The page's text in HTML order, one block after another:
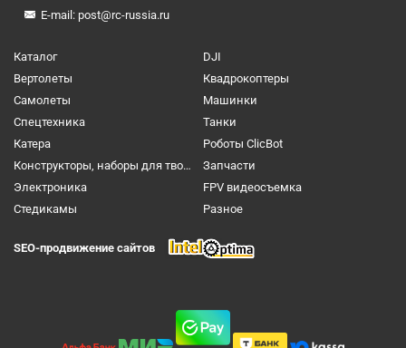
E-mail: post@rc-russia.ru
Каталог
DJI
Вертолеты
Квадрокоптеры
Самолеты
Машинки
Спецтехника
Танки
Катера
Роботы ClicBot
Конструкторы, наборы для творчества и настольные игры
Запчасти
Электроника
FPV видеосъемка
Cтедикамы
Разное
SEO-продвижение сайтов